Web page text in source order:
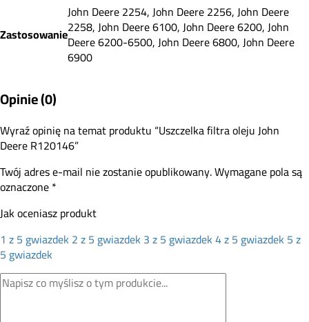
Zastosowanie
John Deere 2254, John Deere 2256, John Deere
2258, John Deere 6100, John Deere 6200, John
Deere 6200-6500, John Deere 6800, John Deere
6900
Opinie (0)
Wyraź opinię na temat produktu “Uszczelka filtra oleju John
Deere R120146”
Twój adres e-mail nie zostanie opublikowany.Wymagane pola są
oznaczone*
Jak oceniasz produkt
1 z 5 gwiazdek2 z 5 gwiazdek3 z 5 gwiazdek4 z 5 gwiazdek5 z
5 gwiazdek